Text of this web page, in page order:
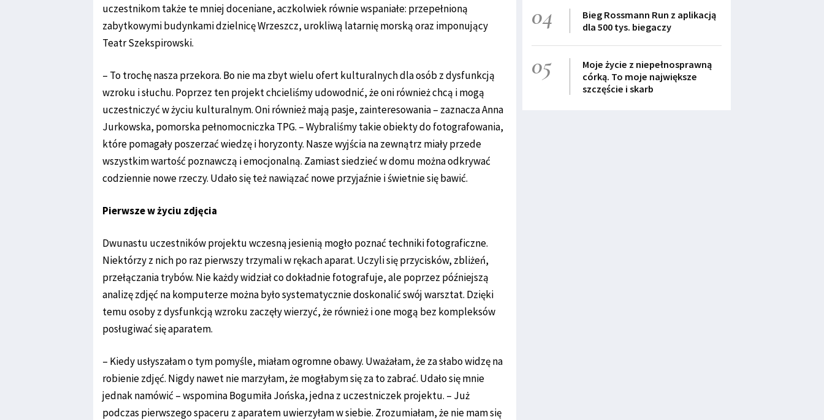
uczestnikom także te mniej doceniane, aczkolwiek równie wspaniałe: przepełnioną
zabytkowymi budynkami dzielnicę Wrzeszcz, urokliwą latarnię morską oraz imponujący
Teatr Szekspirowski.
– To trochę nasza przekora. Bo nie ma zbyt wielu ofert kulturalnych dla osób z dysfunkcją
wzroku i słuchu. Poprzez ten projekt chcieliśmy udowodnić, że oni również chcą i mogą
uczestniczyć w życiu kulturalnym. Oni również mają pasje, zainteresowania – zaznacza Anna
Jurkowska, pomorska pełnomocniczka TPG. – Wybraliśmy takie obiekty do fotografowania,
które pomagały poszerzać wiedzę i horyzonty. Nasze wyjścia na zewnątrz miały przede
wszystkim wartość poznawczą i emocjonalną. Zamiast siedzieć w domu można odkrywać
codziennie nowe rzeczy. Udało się też nawiązać nowe przyjaźnie i świetnie się bawić.
Pierwsze w życiu zdjęcia
Dwunastu uczestników projektu wczesną jesienią mogło poznać techniki fotograficzne.
Niektórzy z nich po raz pierwszy trzymali w rękach aparat. Uczyli się przycisków, zbliżeń,
przełączania trybów. Nie każdy widział co dokładnie fotografuje, ale poprzez późniejszą
analizę zdjęć na komputerze można było systematycznie doskonalić swój warsztat. Dzięki
temu osoby z dysfunkcją wzroku zaczęły wierzyć, że również i one mogą bez kompleksów
posługiwać się aparatem.
– Kiedy usłyszałam o tym pomyśle, miałam ogromne obawy. Uważałam, że za słabo widzę na
robienie zdjęć. Nigdy nawet nie marzyłam, że mogłabym się za to zabrać. Udało się mnie
jednak namówić – wspomina Bogumiła Jońska, jedna z uczestniczek projektu. – Już
podczas pierwszego spaceru z aparatem uwierzyłam w siebie. Zrozumiałam, że nie mam się
04
Bieg Rossmann Run z aplikacją
dla 500 tys. biegaczy
05
Moje życie z niepełnosprawną
córką. To moje największe
szczęście i skarb